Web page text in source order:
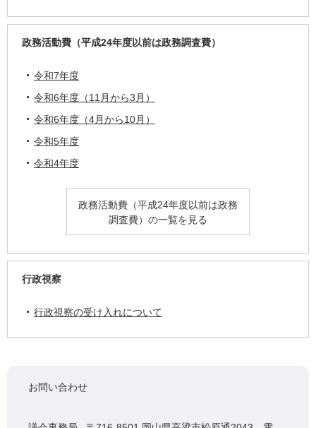
政務活動費（平成24年度以前は政務調査費）
令和7年度
令和6年度（11月から3月）
令和6年度（4月から10月）
令和5年度
令和4年度
政務活動費（平成24年度以前は政務
調査費）の一覧を見る
行政視察
行政視察の受け入れについて
お問い合わせ